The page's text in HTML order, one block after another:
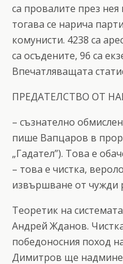
са провалите през
тогава се нарича
комунисти. 4238 са
са осъдените, 96 са
Впечатляващата
ПРЕДАТЕЛСТВО ОТ
– съзнателно
пише Вапцаров в
„Гадател”). Това е
– това е чистка,
извършване от чужди
Теоретик на
Андрей Жданов.
победоносния поход
Димитров ще надмине